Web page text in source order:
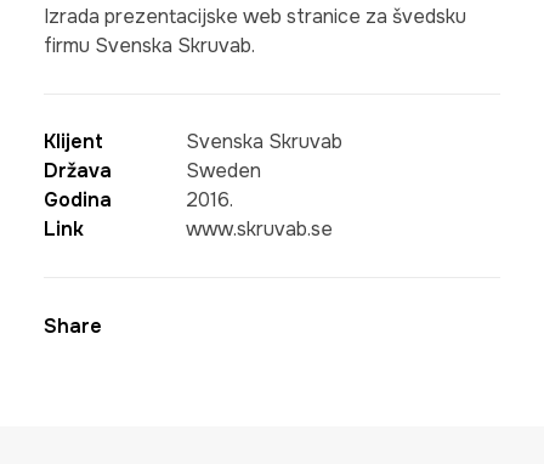
Izrada prezentacijske web stranice za švedsku
firmu Svenska Skruvab.
Klijent
Svenska Skruvab
Država
Sweden
Godina
2016.
Link
www.skruvab.se
Share